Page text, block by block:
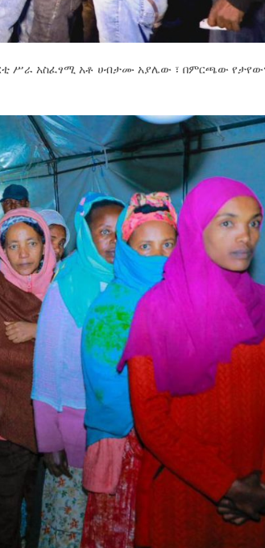
ሥራ አስፈፃሚ አቶ ሀብታሙ አያሌው ፣ በምርጫው